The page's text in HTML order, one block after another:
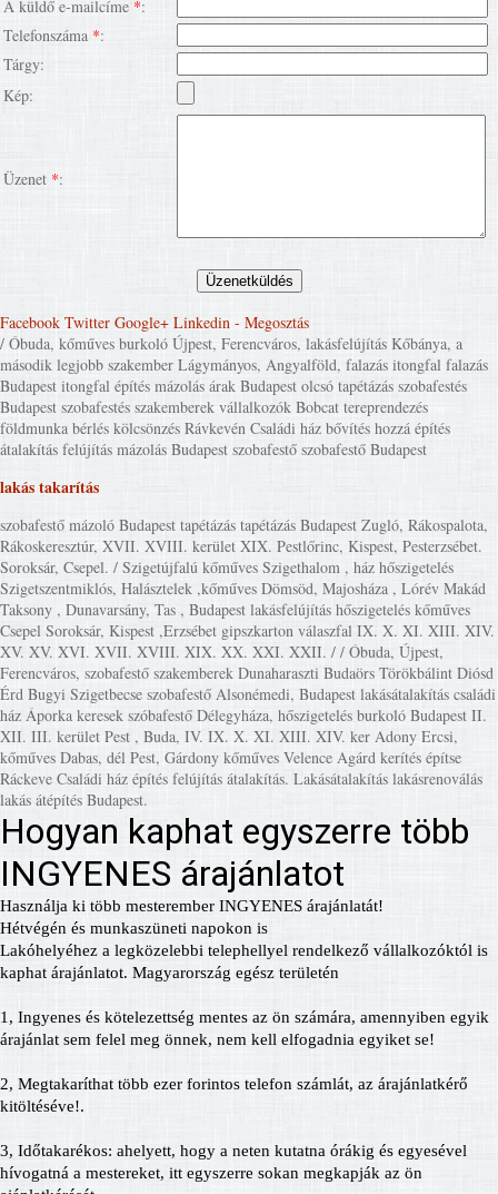
A küldő e-mailcíme *:
Telefonszáma *:
Tárgy:
Kép:
Üzenet *:
Facebook Twitter Google+ Linkedin - Megosztás
/ Óbuda, kőműves burkoló Újpest, Ferencváros, lakásfelújítás Kőbánya, a
második legjobb szakember Lágymányos, Angyalföld, falazás itongfal falazás
Budapest itongfal építés mázolás árak Budapest olcsó tapétázás szobafestés
Budapest szobafestés szakemberek vállalkozók Bobcat tereprendezés
földmunka bérlés kölcsönzés Rávkevén Családi ház bővítés hozzá építés
átalakítás felújítás mázolás Budapest szobafestő szobafestő Budapest
lakás takarítás
szobafestő mázoló Budapest tapétázás tapétázás Budapest Zugló, Rákospalota,
Rákoskeresztúr, XVII. XVIII. kerület XIX. Pestlőrinc, Kispest, Pesterzsébet.
Soroksár, Csepel. / Szigetújfalú kőműves Szigethalom , ház hőszigetelés
Szigetszentmiklós, Halásztelek ,kőműves Dömsöd, Majosháza , Lórév Makád
Taksony , Dunavarsány, Tas , Budapest lakásfelújítás hőszigetelés kőműves
Csepel Soroksár, Kispest ,Erzsébet gipszkarton válaszfal IX. X. XI. XIII. XIV.
XV. XV. XVI. XVII. XVIII. XIX. XX. XXI. XXII. / / Óbuda, Újpest,
Ferencváros, szobafestő szakemberek Dunaharaszti Budaörs Törökbálint Diósd
Érd Bugyi Szigetbecse szobafestő Alsonémedi, Budapest lakásátalakítás családi
ház Áporka keresek szóbafestő Délegyháza, hőszigetelés burkoló Budapest II.
XII. III. kerület Pest , Buda, IV. IX. X. XI. XIII. XIV. ker Adony Ercsi,
kőműves Dabas, dél Pest, Gárdony kőműves Velence Agárd kerítés építse
Ráckeve Családi ház építés felújítás átalakítás. Lakásátalakítás lakásrenoválás
lakás átépítés Budapest.